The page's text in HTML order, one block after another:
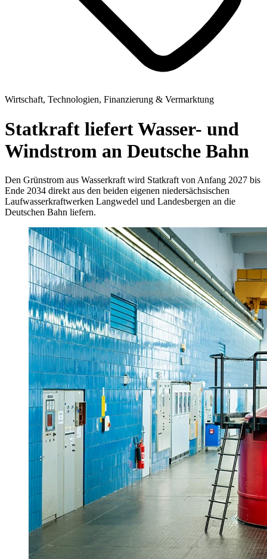
Wirtschaft, Technologien, Finanzierung & Vermarktung
Statkraft liefert Wasser- und
Windstrom an Deutsche Bahn
Den Grünstrom aus Wasserkraft wird Statkraft von Anfang 2027 bis
Ende 2034 direkt aus den beiden eigenen niedersächsischen
Laufwasserkraftwerken Langwedel und Landesbergen an die
Deutschen Bahn liefern.